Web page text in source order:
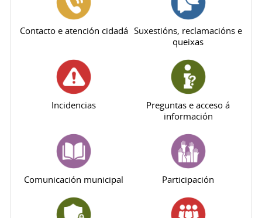
Contacto e atención cidadá Suxestións, reclamacións e
queixas
Incidencias
Preguntas e acceso á
información
Comunicación municipal Participación